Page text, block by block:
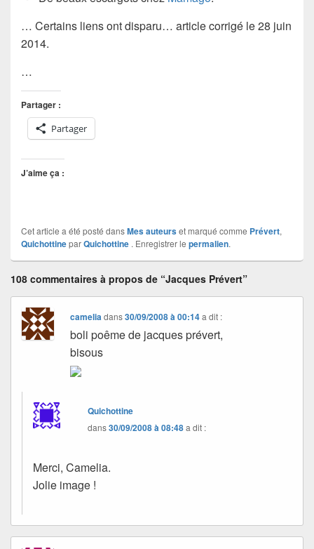
… Certains liens ont disparu… article corrigé le 28 juin
2014.
…
Partager :
Partager
J’aime ça :
Cet article a été posté dansMes auteurset marqué comme Prévert,
QuichottineparQuichottine . Enregistrer le permalien.
108 commentaires à propos de “Jacques Prévert”
cameliadans30/09/2008 à 00:14 a dit :
boli poême de jacques prévert,
bisous
Quichottine
dans30/09/2008 à 08:48a dit :
Merci, Camelia.
Jolie image !